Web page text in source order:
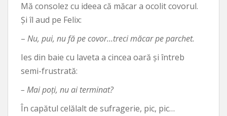
Mă consolez cu ideea că măcar a ocolit covorul.
Și îl aud pe Felix:
– Nu, pui, nu fă pe covor…treci măcar pe parchet.
Ies din baie cu laveta a cincea oară și întreb
semi-frustrată:
– Mai poți, nu ai terminat?
În capătul celălalt de sufragerie, pic, pic…